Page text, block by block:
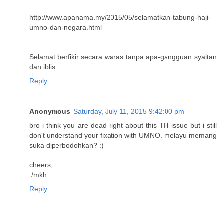
http://www.apanama.my/2015/05/selamatkan-tabung-haji-
umno-dan-negara.html
Selamat berfikir secara waras tanpa apa-gangguan syaitan
dan iblis.
Reply
Anonymous Saturday, July 11, 2015 9:42:00 pm
bro i think you are dead right about this TH issue but i still
don't understand your fixation with UMNO. melayu memang
suka diperbodohkan? :)
cheers,
./mkh
Reply